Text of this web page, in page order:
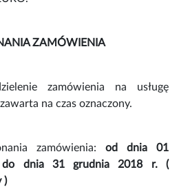
ZAMÓWIENIA
zamówienia na usługę
na czas oznaczony.
zamówienia: od dnia 01
do dnia 31 grudnia 2018 r. (
)